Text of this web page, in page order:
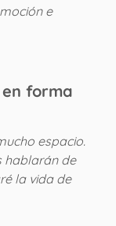
e
forma
espacio.
hablarán de
la vida de